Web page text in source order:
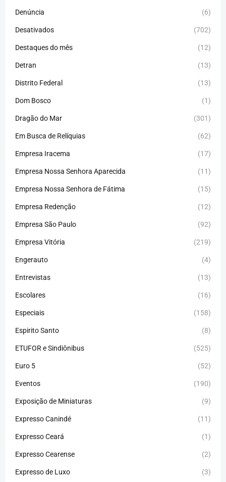
Denúncia (6)
Desativados (702)
Destaques do mês (12)
Detran (13)
Distrito Federal (13)
Dom Bosco (1)
Dragão do Mar (301)
Em Busca de Relíquias (62)
Empresa Iracema (17)
Empresa Nossa Senhora Aparecida (11)
Empresa Nossa Senhora de Fátima (15)
Empresa Redenção (12)
Empresa São Paulo (92)
Empresa Vitória (219)
Engerauto (4)
Entrevistas (13)
Escolares (16)
Especiais (158)
Espirito Santo (8)
ETUFOR e Sindiônibus (525)
Euro 5 (52)
Eventos (190)
Exposição de Miniaturas (9)
Expresso Canindé (11)
Expresso Ceará (1)
Expresso Cearense (2)
Expresso de Luxo (3)